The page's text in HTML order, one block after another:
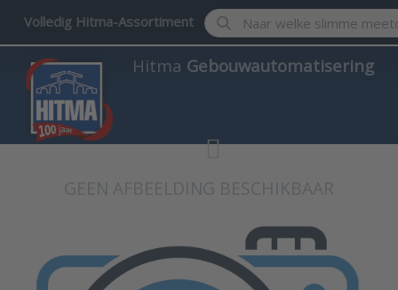
Volledig Hitma-Assortiment Enter a search term.
Hitma Gebouwautomatisering